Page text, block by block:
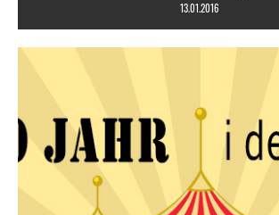
13.01.2016